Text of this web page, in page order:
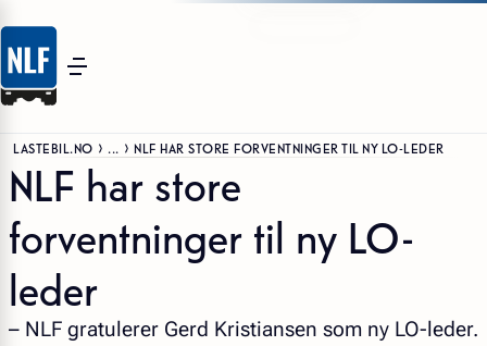
LASTEBIL.NO ... NLF HAR STORE FORVENTNINGER TIL NY LO-LEDER
NLF har store
forventninger til ny LO-
leder
– NLF gratulerer Gerd Kristiansen som ny LO-leder.